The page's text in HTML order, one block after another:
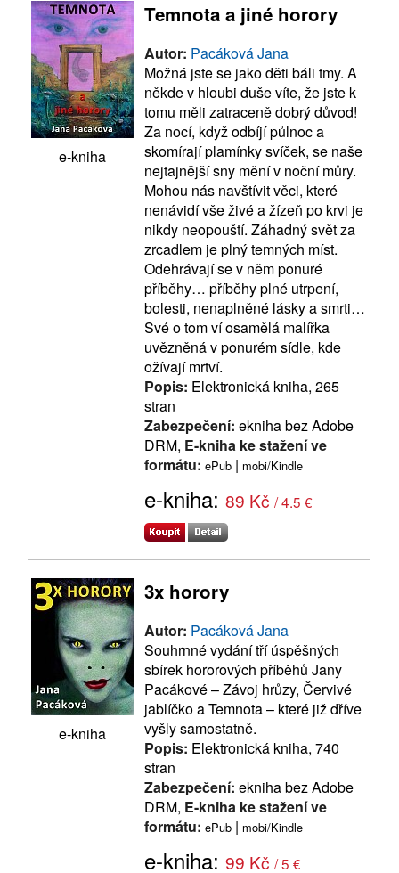
e-kniha
Temnota a jiné horory
Autor: Pacáková Jana
Možná jste se jako děti báli tmy. A
někde v hloubi duše víte, že jste k
tomu měli zatraceně dobrý důvod!
Za nocí, když odbíjí půlnoc a
skomírají plamínky svíček, se naše
nejtajnější sny mění v noční můry.
Mohou nás navštívit věci, které
nenávidí vše živé a žízeň po krvi je
nikdy neopouští. Záhadný svět za
zrcadlem je plný temných míst.
Odehrávají se v něm ponuré
příběhy… příběhy plné utrpení,
bolesti, nenaplněné lásky a smrti…
Své o tom ví osamělá malířka
uvězněná v ponurém sídle, kde
ožívají mrtví.
Popis: Elektronická kniha, 265
stran
Zabezpečení: ekniha bez Adobe
DRM, E-kniha ke stažení ve
formátu: ePub | mobi/Kindle
e-kniha: 89 Kč / 4.5 €
e-kniha
3x horory
Autor: Pacáková Jana
Souhrnné vydání tří úspěšných
sbírek hororových příběhů Jany
Pacákové – Závoj hrůzy, Červivé
jablíčko a Temnota – které již dříve
vyšly samostatně.
Popis: Elektronická kniha, 740
stran
Zabezpečení: ekniha bez Adobe
DRM, E-kniha ke stažení ve
formátu: ePub | mobi/Kindle
e-kniha: 99 Kč / 5 €